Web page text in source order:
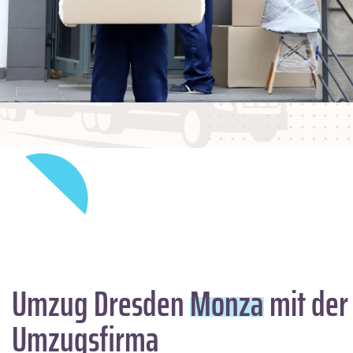
Umzug DresdenMonzamit
Umzugsfirma